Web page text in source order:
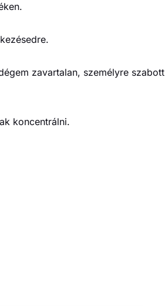
zavartalan, személyre szabott
koncentrálni.